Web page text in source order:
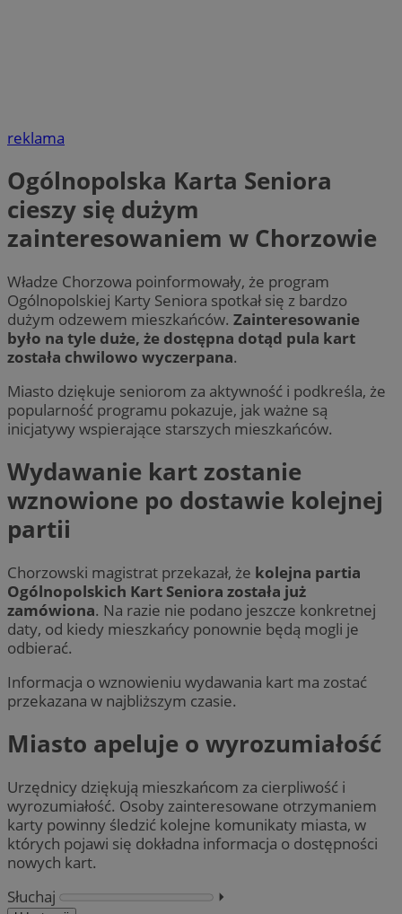
reklama
Ogólnopolska Karta Seniora
cieszy się dużym
zainteresowaniem w Chorzowie
Władze Chorzowa poinformowały, że program
Ogólnopolskiej Karty Seniora spotkał się z bardzo
dużym odzewem mieszkańców. Zainteresowanie
było na tyle duże, że dostępna dotąd pula kart
została chwilowo wyczerpana.
Miasto dziękuje seniorom za aktywność i podkreśla, że
popularność programu pokazuje, jak ważne są
inicjatywy wspierające starszych mieszkańców.
Wydawanie kart zostanie
wznowione po dostawie kolejnej
partii
Chorzowski magistrat przekazał, że kolejna partia
Ogólnopolskich Kart Seniora została już
zamówiona. Na razie nie podano jeszcze konkretnej
daty, od kiedy mieszkańcy ponownie będą mogli je
odbierać.
Informacja o wznowieniu wydawania kart ma zostać
przekazana w najbliższym czasie.
Miasto apeluje o wyrozumiałość
Urzędnicy dziękują mieszkańcom za cierpliwość i
wyrozumiałość. Osoby zainteresowane otrzymaniem
karty powinny śledzić kolejne komunikaty miasta, w
których pojawi się dokładna informacja o dostępności
nowych kart.
Słuchaj
⏵︎